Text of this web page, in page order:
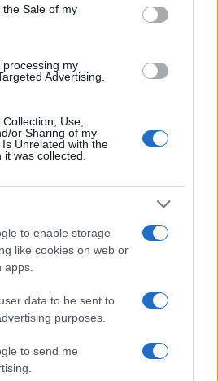
Sale of my
my
Advertising.
Use,
or Sharing of my
Unrelated with the
was collected.
to enable storage
like cookies on web or
data to be sent to
purposes.
to send me